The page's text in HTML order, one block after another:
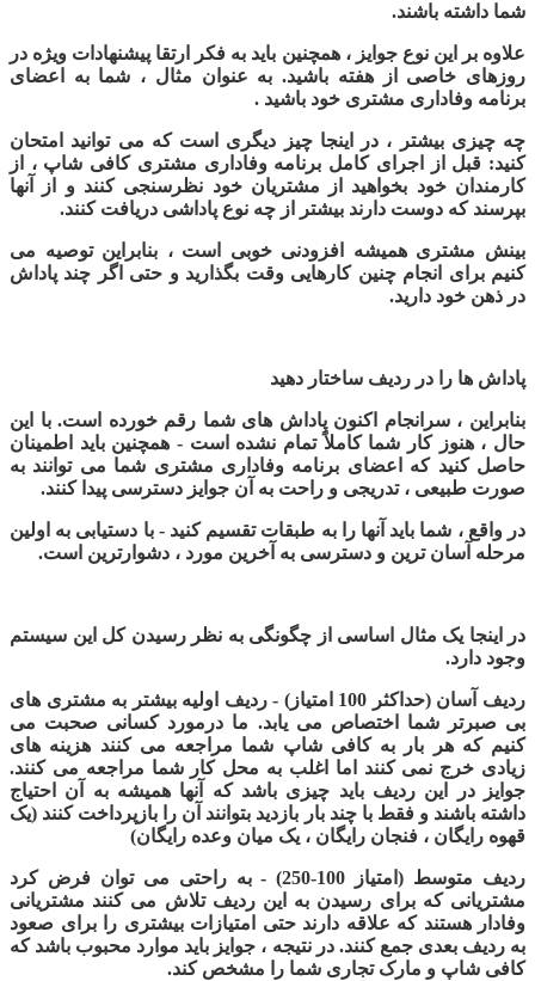
شما داشته باشند.
علاوه بر این نوع جوایز ، همچنین باید به فکر ارتقا پیشنهادات ویژه در
روزهای خاصی از هفته باشید. به عنوان مثال ، شما به اعضای
برنامه وفاداری مشتری خود باشید .
چه چیزی بیشتر ، در اینجا چیز دیگری است که می توانید امتحان
کنید: قبل از اجرای کامل برنامه وفاداری مشتری کافی شاپ ، از
کارمندان خود بخواهید از مشتریان خود نظرسنجی کنند و از آنها
بپرسند که دوست دارند بیشتر از چه نوع پاداشی دریافت کنند.
بینش مشتری همیشه افزودنی خوبی است ، بنابراین توصیه می
کنیم برای انجام چنین کارهایی وقت بگذارید و حتی اگر چند پاداش
در ذهن خود دارید.
پاداش ها را در ردیف ساختار دهید
بنابراین ، سرانجام اکنون پاداش های شما رقم خورده است. با این
حال ، هنوز کار شما کاملاً تمام نشده است - همچنین باید اطمینان
حاصل کنید که اعضای برنامه وفاداری مشتری شما می توانند به
صورت طبیعی ، تدریجی و راحت به آن جوایز دسترسی پیدا کنند.
در واقع ، شما باید آنها را به طبقات تقسیم کنید - با دستیابی به اولین
مرحله آسان ترین و دسترسی به آخرین مورد ، دشوارترین است.
در اینجا یک مثال اساسی از چگونگی به نظر رسیدن کل این سیستم
وجود دارد.
ردیف آسان (حداکثر 100 امتیاز) - ردیف اولیه بیشتر به مشتری های
بی صبرتر شما اختصاص می یابد. ما درمورد کسانی صحبت می
کنیم که هر بار به کافی شاپ شما مراجعه می کنند هزینه های
زیادی خرج نمی کنند اما اغلب به محل کار شما مراجعه می کنند.
جوایز در این ردیف باید چیزی باشد که آنها همیشه به آن احتیاج
داشته باشند و فقط با چند بار بازدید بتوانند آن را بازپرداخت کنند (یک
قهوه رایگان ، فنجان رایگان ، یک میان وعده رایگان)
ردیف متوسط ​​(امتیاز 100-250) - به راحتی می توان فرض کرد
مشتریانی که برای رسیدن به این ردیف تلاش می کنند مشتریانی
وفادار هستند که علاقه دارند حتی امتیازات بیشتری را برای صعود
به ردیف بعدی جمع کنند. در نتیجه ، جوایز باید موارد محبوب باشد که
کافی شاپ و مارک تجاری شما را مشخص کند.